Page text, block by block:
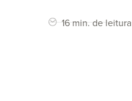
16 min. de leitura